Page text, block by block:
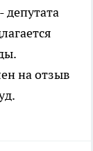
на отзыв